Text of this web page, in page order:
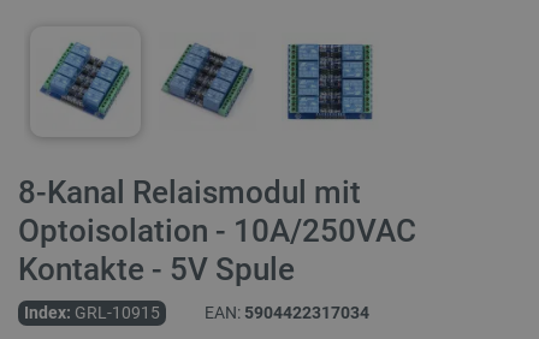
8-Kanal Relaismodul mit
Optoisolation - 10A/250VAC
Kontakte - 5V Spule
Index: GRL-10915 EAN: 5904422317034